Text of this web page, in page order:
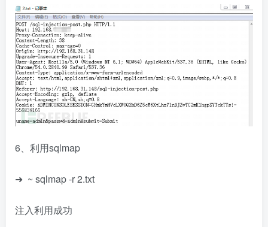
6、利用sqlmap
➜ ~ sqlmap -r 2.txt
注入利用成功